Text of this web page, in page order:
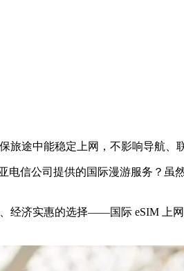
旅途中能稳定上网，不影响导航、
电信公司提供的国际漫游服务？虽
经济实惠的选择——国际 eSIM 上